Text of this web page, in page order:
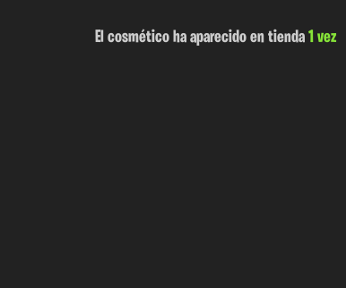
El cosmético ha aparecido en tienda 1 vez